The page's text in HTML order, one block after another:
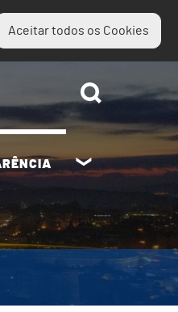
Aceitar todos os Cookies